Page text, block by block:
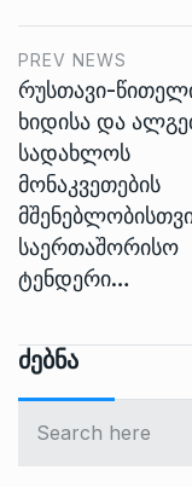
PREV NEWS
რუსთავი-
ხიდისა და
სადახლოს
მონაკვეთების
საერთაშორისო
ტენდერი…
Ძებნა